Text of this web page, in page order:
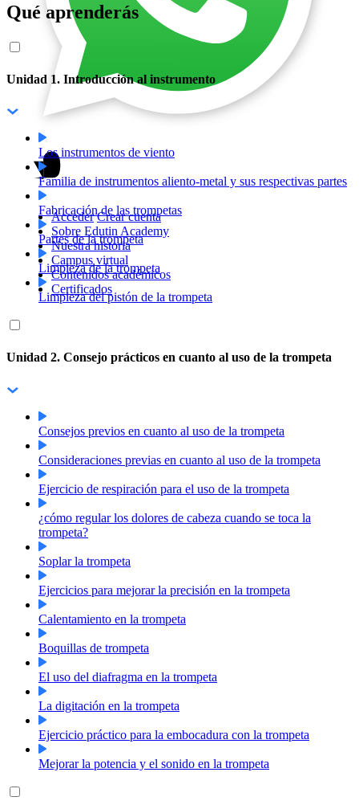
Acceder Crear cuenta
Sobre Edutin Academy
Nuestra historia
Campus virtual
Contenidos académicos
Certificados
Qué aprenderás
Unidad 1. Introducción al instrumento
Los instrumentos de viento
Familia de instrumentos aliento-metal y sus respectivas partes
Fabricación de las trompetas
Partes de la trompeta
Limpieza de la trompeta
Limpieza del pistón de la trompeta
Unidad 2. Consejo prácticos en cuanto al uso de la trompeta
Consejos previos en cuanto al uso de la trompeta
Consideraciones previas en cuanto al uso de la trompeta
Ejercicio de respiración para el uso de la trompeta
¿cómo regular los dolores de cabeza cuando se toca la
trompeta?
Soplar la trompeta
Ejercicios para mejorar la precisión en la trompeta
Calentamiento en la trompeta
Boquillas de trompeta
El uso del diafragma en la trompeta
La digitación en la trompeta
Ejercicio práctico para la embocadura con la trompeta
Mejorar la potencia y el sonido en la trompeta